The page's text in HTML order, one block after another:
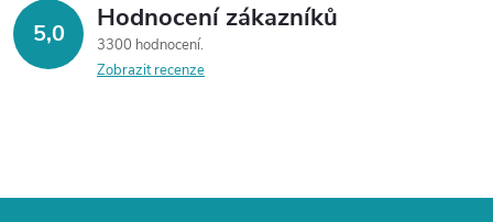
5,0 Hodnocení zákazníků
3300 hodnocení
Zobrazit recenze